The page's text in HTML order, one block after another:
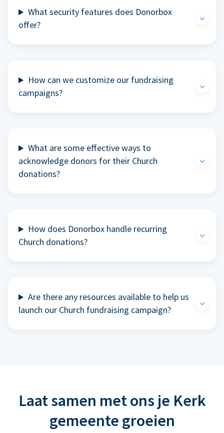
What security features does Donorbox
offer?
How can we customize our fundraising
campaigns?
What are some effective ways to
acknowledge donors for their Church
donations?
How does Donorbox handle recurring
Church donations?
Are there any resources available to help us
launch our Church fundraising campaign?
Laat samen met ons je Kerk
gemeente groeien